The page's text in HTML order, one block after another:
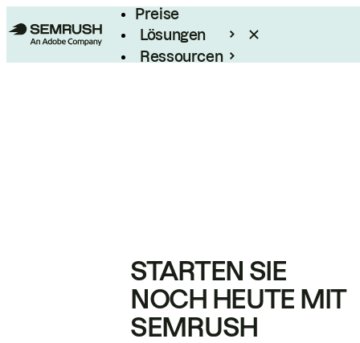
Preise
Lösungen
Ressourcen
STARTEN SIE
NOCH HEUTE MIT
SEMRUSH